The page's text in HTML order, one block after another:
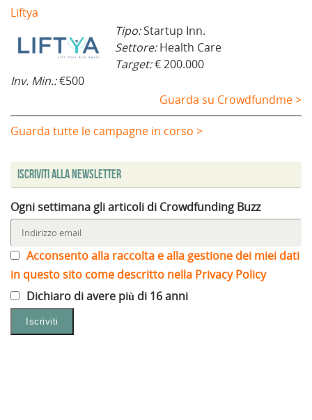
Liftya
Tipo:Startup Inn.
Settore:Health Care
Target:€ 200.000
Inv. Min.:€500
Guarda su Crowdfundme >
Guarda tutte le campagne in corso >
Iscriviti alla Newsletter
Ogni settimana gli articoli di Crowdfunding Buzz
Acconsento alla raccolta e alla gestione dei miei dati
in questo sito come descritto nella Privacy Policy
Dichiaro di avere più di 16 anni